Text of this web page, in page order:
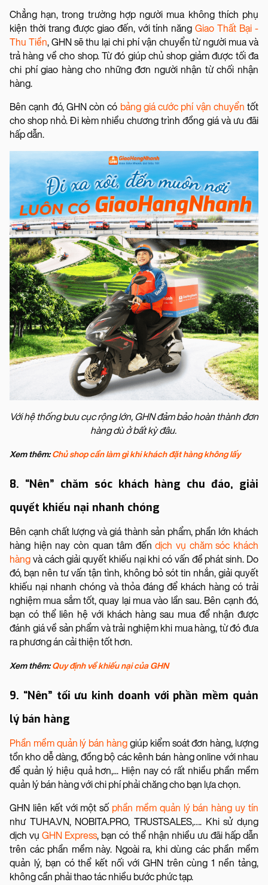
Chẳng hạn, trong trường hợp người mua không thích phụ
kiện thời trang được giao đến, với tính năngGiao Thất Bại -
Thu Tiền, GHN sẽ thu lại chi phí vận chuyển từ người mua và
trả hàng về cho shop. Từ đó giúp chủ shop giảm được tối đa
chi phí giao hàng cho những đơn người nhận từ chối nhận
hàng.
Bên cạnh đó, GHN còn có bảng giá cước phí vận chuyển tốt
cho shop nhỏ. Đi kèm nhiều chương trình đồng giá và ưu đãi
hấp dẫn.
Với hệ thống bưu cục rộng lớn, GHN đảm bảo hoàn thành đơn
hàng dù ở bất kỳ đâu.
Xem thêm:Chủ shop cần làm gì khi khách đặt hàng không lấy
8. “Nên” chăm sóc khách hàng chu đáo, giải
quyết khiếu nại nhanh chóng
Bên cạnh chất lượng và giá thành sản phẩm, phần lớn khách
hàng hiện nay còn quan tâm đếndịch vụ chăm sóc khách
hàng và cách giải quyết khiếu nại khi có vấn đề phát sinh. Do
đó, bạn nên tư vấn tận tình, không bỏ sót tin nhắn, giải quyết
khiếu nại nhanh chóng và thỏa đáng để khách hàng có trải
nghiệm mua sắm tốt, quay lại mua vào lần sau. Bên cạnh đó,
bạn có thể liên hệ với khách hàng sau mua để nhận được
đánh giá về sản phẩm và trải nghiệm khi mua hàng, từ đó đưa
ra phương án cải thiện tốt hơn.
Xem thêm:Quy định về khiếu nại của GHN
9. “Nên” tối ưu kinh doanh với phần mềm quản
lý bán hàng
Phần mềm quản lý bán hàng giúp kiểm soát đơn hàng, lượng
tồn kho dễ dàng, đồng bộ các kênh bán hàng online với nhau
để quản lý hiệu quả hơn,... Hiện nay có rất nhiều phần mềm
quản lý bán hàng với chi phí phải chăng cho bạn lựa chọn.
GHN liên kết với một số phần mềm quản lý bán hàng uy tín
như TUHA.VN, NOBITA.PRO, TRUSTSALES,…. Khi sử dụng
dịch vụGHN Express, bạn có thể nhận nhiều ưu đãi hấp dẫn
trên các phần mềm này. Ngoài ra, khi dùng các phần mềm
quản lý, bạn có thể kết nối với GHN trên cùng 1 nền tảng,
không cần phải thao tác nhiều bước phức tạp.